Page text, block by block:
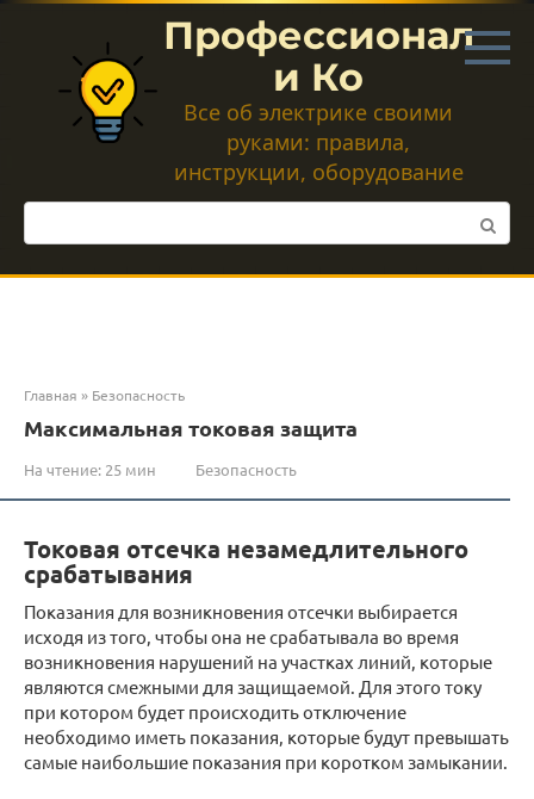
Перейти
контенту
Профессионал
и Ко
Все об электрике своими
руками: правила,
инструкции, оборудование
Поиск:
Главная » Безопасность
Максимальная токовая защита
На чтение: 25 мин Безопасность
Токовая отсечка незамедлительного
срабатывания
Показания для возникновения отсечки выбирается
исходя из того, чтобы она не срабатывала во время
возникновения нарушений на участках линий, которые
являются смежными для защищаемой. Для этого току
при котором будет происходить отключение
необходимо иметь показания, которые будут превышать
самые наибольшие показания при коротком замыкании.